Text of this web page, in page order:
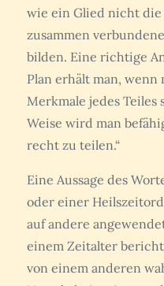
wie ein Glied nicht
zusammen
bilden. Eine richtige
Plan erhält man,
Merkmale jedes Teiles
Weise wird man
recht zu teilen.“
Eine Aussage des
oder einer
auf andere
einem Zeitalter
von einem anderen